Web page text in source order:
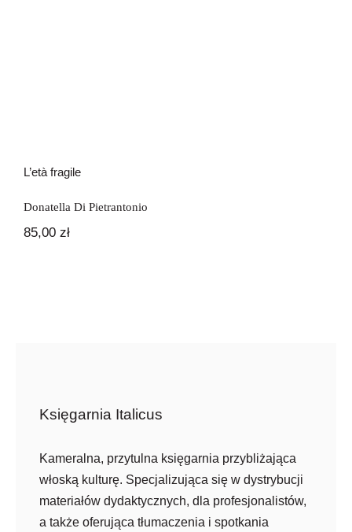
L’età fragile
Donatella Di Pietrantonio
85,00 zł
Księgarnia Italicus
Kameralna, przytulna księgarnia przybliżająca
włoską kulturę. Specjalizująca się w dystrybucji
materiałów dydaktycznych, dla profesjonalistów,
a także oferująca tłumaczenia i spotkania